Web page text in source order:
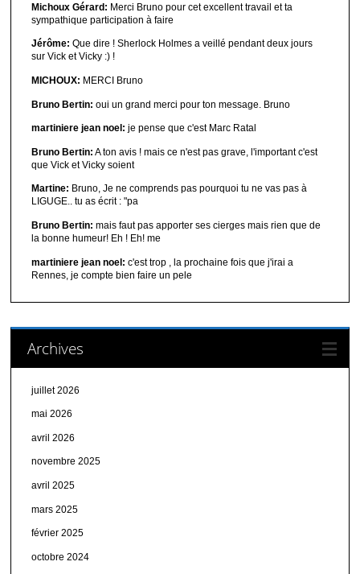
Michoux Gérard: Merci Bruno pour cet excellent travail et ta
sympathique participation à faire
Jérôme: Que dire ! Sherlock Holmes a veillé pendant deux jours
sur Vick et Vicky :) !
MICHOUX: MERCI Bruno
Bruno Bertin: oui un grand merci pour ton message. Bruno
martiniere jean noel: je pense que c'est Marc Ratal
Bruno Bertin: A ton avis ! mais ce n'est pas grave, l'important c'est
que Vick et Vicky soient
Martine: Bruno, Je ne comprends pas pourquoi tu ne vas pas à
LIGUGE.. tu as écrit : "pa
Bruno Bertin: mais faut pas apporter ses cierges mais rien que de
la bonne humeur! Eh ! Eh! me
martiniere jean noel: c'est trop , la prochaine fois que j'irai a
Rennes, je compte bien faire un pele
Archives
juillet 2026
mai 2026
avril 2026
novembre 2025
avril 2025
mars 2025
février 2025
octobre 2024